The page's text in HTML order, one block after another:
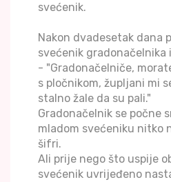
svećenik.
Nakon dvadesetak dana
svećenik gradonačelnika
- "Gradonačelniče,
s pločnikom, župljani mi
stalno žale da su pali."
Gradonačelnik se počne
mladom svećeniku nitko
šifri.
Ali prije nego što uspije
svećenik uvrijeđeno